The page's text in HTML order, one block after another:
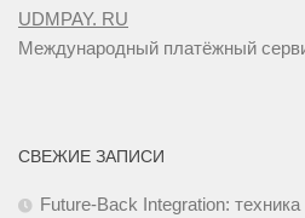
UDMPAY. RU
Международный платёжный
СВЕЖИЕ ЗАПИСИ
Future-Back Integration: